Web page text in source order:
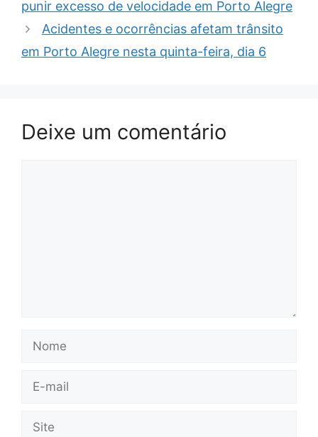
punir excesso de velocidade em Porto Alegre
Acidentes e ocorrências afetam trânsito
em Porto Alegre nesta quinta-feira, dia 6
Deixe um comentário
Nome
E-
Site